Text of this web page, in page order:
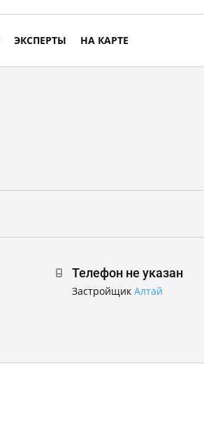
ЭКСПЕРТЫ НА КАРТЕ
Телефон не указан
Застройщик Алтай